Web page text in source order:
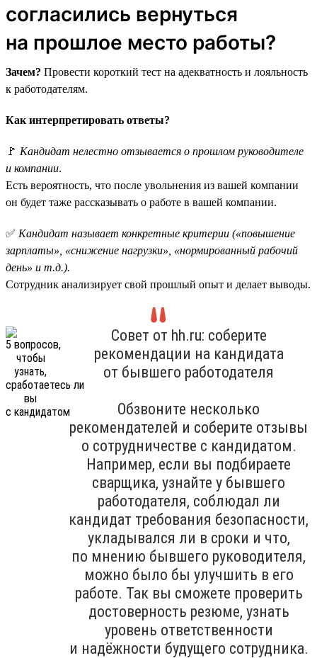
согласились вернуться
на прошлое место работы?
Зачем? Провести короткий тест на адекватность и лояльность
к работодателям.
Как интерпретировать ответы?
🚩 Кандидат нелестно отзывается о прошлом руководителе
и компании.
Есть вероятность, что после увольнения из вашей компании
он будет таже рассказывать о работе в вашей компании.
✅ Кандидат называет конкретные критерии («повышение
зарплаты», «снижение нагрузки», «нормированный рабочий
день» и т.д.).
Сотрудник анализирует свой прошлый опыт и делает выводы.
Совет от hh.ru: соберите
рекомендации на кандидата
от бывшего работодателя
Обзвоните несколько
рекомендателей и соберите отзывы
о сотрудничестве с кандидатом.
Например, если вы подбираете
сварщика, узнайте у бывшего
работодателя, соблюдал ли
кандидат требования безопасности,
укладывался ли в сроки и что,
по мнению бывшего руководителя,
можно было бы улучшить в его
работе. Так вы сможете проверить
достоверность резюме, узнать
уровень ответственности
и надёжности будущего сотрудника.